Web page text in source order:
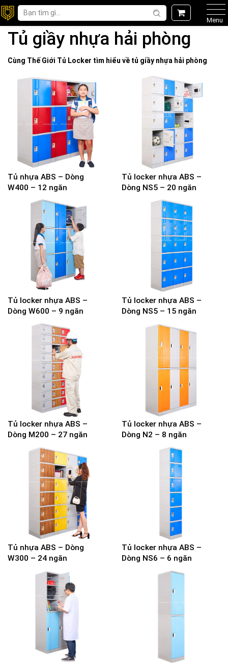
Menu
Tủ giầy nhựa hải phòng
Cùng Thế Giới Tủ Locker tìm hiểu về tủ giầy nhựa hải phòng
Tủ nhựa ABS – Dòng
W400 – 12 ngăn
Tủ locker nhựa ABS –
Dòng NS5 – 20 ngăn
Tủ locker nhựa ABS –
Dòng W600 – 9 ngăn
Tủ locker nhựa ABS –
Dòng NS5 – 15 ngăn
Tủ locker nhựa ABS –
Dòng M200 – 27 ngăn
Tủ locker nhựa ABS –
Dòng N2 – 8 ngăn
Tủ nhựa ABS – Dòng
W300 – 24 ngăn
Tủ locker nhựa ABS –
Dòng NS6 – 6 ngăn